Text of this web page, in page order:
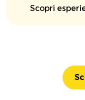
Scopri